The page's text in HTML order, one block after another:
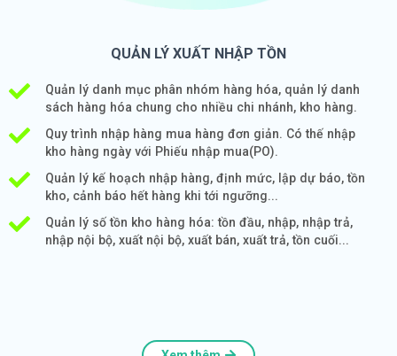
QUẢN LÝ XUẤT NHẬP TỒN
Quản lý danh mục phân nhóm hàng hóa, quản lý danh
sách hàng hóa chung cho nhiều chi nhánh, kho hàng.
Quy trình nhập hàng mua hàng đơn giản. Có thế nhập
kho hàng ngày với Phiếu nhập mua(PO).
Quản lý kế hoạch nhập hàng, định mức, lập dự báo, tồn
kho, cảnh báo hết hàng khi tới ngưỡng...
Quản lý số tồn kho hàng hóa: tồn đầu, nhập, nhập trả,
nhập nội bộ, xuất nội bộ, xuất bán, xuất trả, tồn cuối...